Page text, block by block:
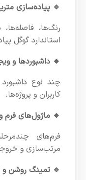
🔹 پیاده‌سازی
رنگ‌ها،
استاندارد گوگل
🔹 داشبوردها و
چند نوع
کاربران و پروژه‌ها.
🔹 ماژول‌های
فرم‌های
مرتب‌سازی و
🔹 تمینگ روشن و